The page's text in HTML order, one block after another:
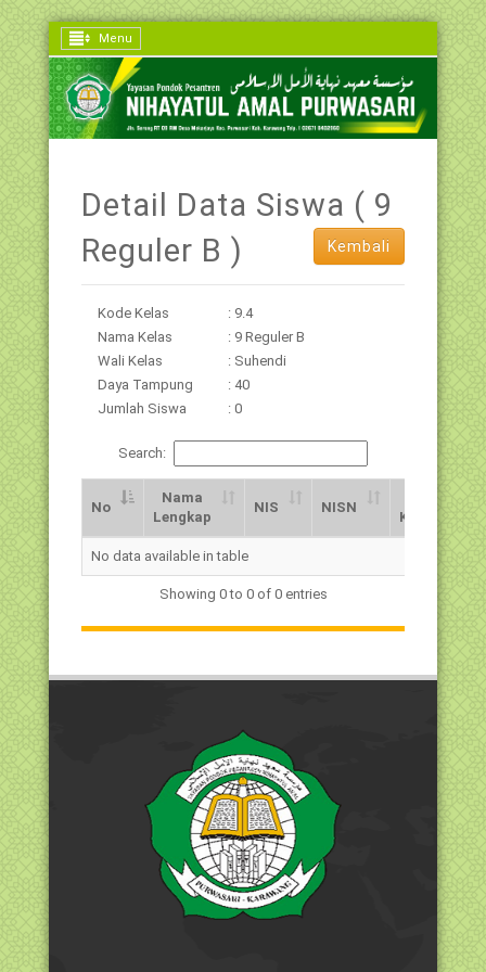
Menu
Detail Data Siswa ( 9
Reguler B )
Kembali
Kode Kelas
: 9.4
Nama Kelas
: 9 Reguler B
Wali Kelas
: Suhendi
Daya Tampung
: 40
Jumlah Siswa
: 0
Search:
No
Nama
Lengkap
NIS NISN
Kelamin
No
Nama
Kelamin
No data available in table
Showing 0 to 0 of 0 entries